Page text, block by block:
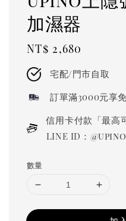
加濕器
Regular
price
NT$ 2,680
宅配/門市自取
訂單滿3000元享
信用卡付款「最高
LINE ID：@upino
數量